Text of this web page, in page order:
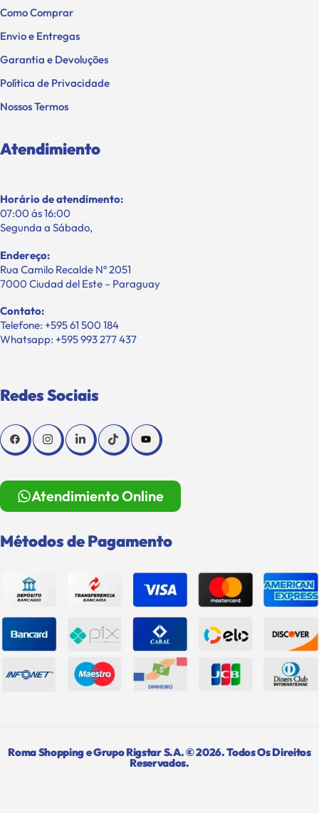
Como Comprar
Envio e Entregas
Garantia e Devoluções
Política de Privacidade
Nossos Termos
Atendimiento
Horário de atendimento:
07:00 ás 16:00
Segunda a Sábado,
Endereço:
Rua Camilo Recalde Nº 2051
7000 Ciudad del Este – Paraguay
Contato:
Telefone: +595 61 500 184
Whatsapp: +595 993 277 437
Redes Sociais
Atendimiento Online
Métodos de Pagamento
Roma Shopping e Grupo Rigstar S.A. © 2026. Todos Os Direitos
Reservados.